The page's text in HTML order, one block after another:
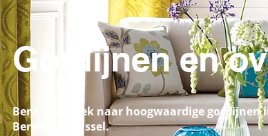
Bent u op zoek naar hoogwaardige
Gordijnen en
Bent u op zoek naar hoogwaardige gordijnen
Berger in Brussel.